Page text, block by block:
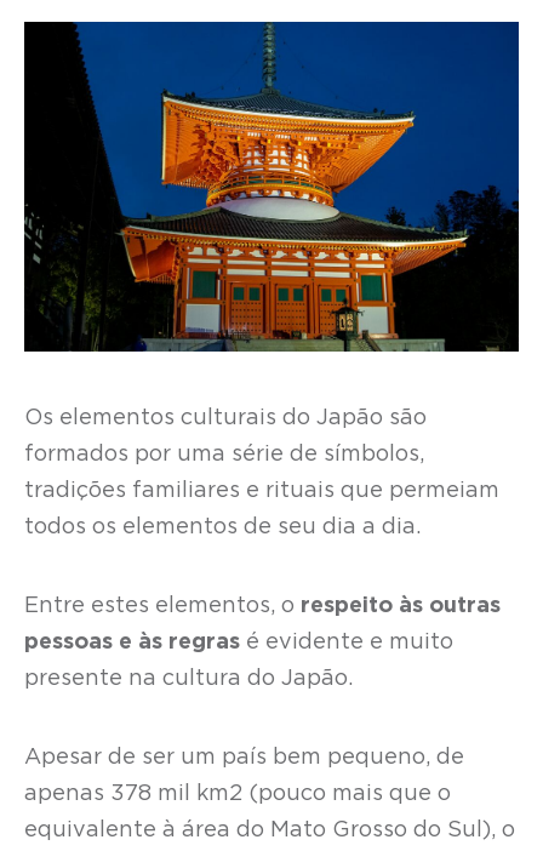
Os elementos culturais do Japão são
formados por uma série de símbolos,
tradições familiares e rituais que permeiam
todos os elementos de seu dia a dia.
Entre estes elementos, o respeito às outras
pessoas e às regras é evidente e muito
presente na cultura do Japão.
Apesar de ser um país bem pequeno, de
apenas 378 mil km2 (pouco mais que o
equivalente à área do Mato Grosso do Sul), o